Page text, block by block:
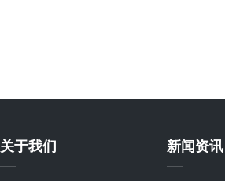
关于我们 新闻资讯